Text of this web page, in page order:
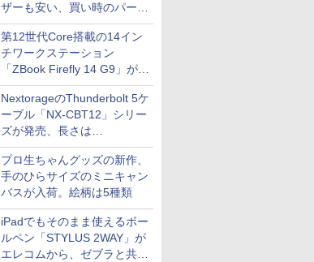
ザーも安い、買い時のパーツ
は？【8月7日(金)22時配信】
第12世代Core搭載の14イン
チワークステーション
「ZBook Firefly 14 G9」が
79,800円！秋葉原で中古PC
セール
NextorageのThunderbolt 5ケ
ーブル「NX-CBT12」シリー
ズが発売、長さは
30cm/50cm/1mの3種類
プロ生ちゃんグッズの新作、
手のひらサイズのミニキャン
バスが入荷。絵柄は5種類
iPadでもそのまま使えるボー
ルペン「STYLUS 2WAY」が
エレコムから、ゼブラと共同